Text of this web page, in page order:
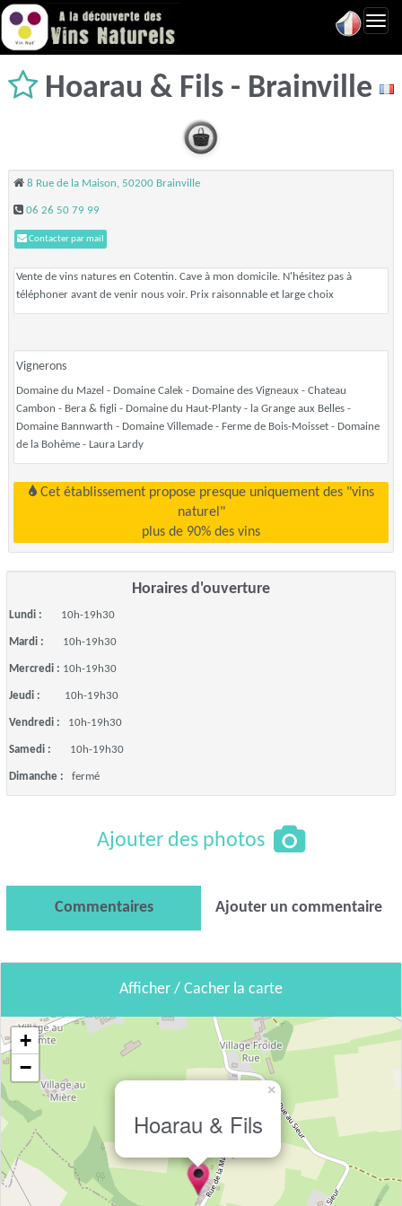
Hoarau & Fils - Brainville
8 Rue de la Maison, 50200 Brainville
06 26 50 79 99
Contacter par mail
Vente de vins natures en Cotentin. Cave à mon domicile. N'hésitez pas à
téléphoner avant de venir nous voir. Prix raisonnable et large choix
Vignerons
Domaine du Mazel - Domaine Calek - Domaine des Vigneaux - Chateau
Cambon - Bera & figli - Domaine du Haut-Planty - la Grange aux Belles -
Domaine Bannwarth - Domaine Villemade - Ferme de Bois-Moisset - Domaine
de la Bohème - Laura Lardy
Cet établissement propose presque uniquement des "vins
naturel"
plus de 90% des vins
Horaires d'ouverture
Lundi : 10h-19h30
Mardi : 10h-19h30
Mercredi : 10h-19h30
Jeudi : 10h-19h30
Vendredi : 10h-19h30
Samedi : 10h-19h30
Dimanche : fermé
Ajouter des photos
Commentaires Ajouter un commentaire
Afficher / Cacher la carte
Hoarau & Fils
×
+
−